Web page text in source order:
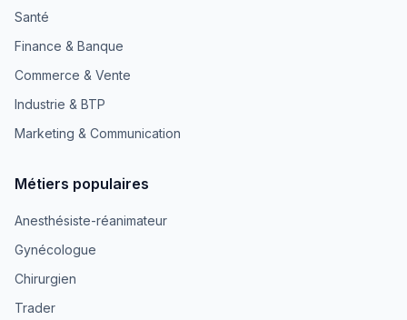
Santé
Finance & Banque
Commerce & Vente
Industrie & BTP
Marketing & Communication
Métiers populaires
Anesthésiste-réanimateur
Gynécologue
Chirurgien
Trader